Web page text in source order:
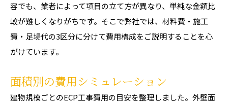
容でも、業者によって項目の立て方が異なり、単純な金額比
較が難しくなりがちです。そこで弊社では、材料費・施工
費・足場代の3区分に分けて費用構成をご説明することを心
がけています。
面積別の費用シミュレーション
建物規模ごとのECP工事費用の目安を整理しました。外壁面